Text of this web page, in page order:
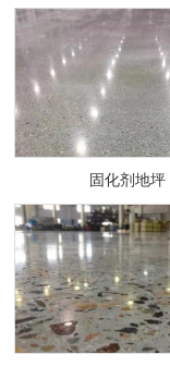
固化剂地坪